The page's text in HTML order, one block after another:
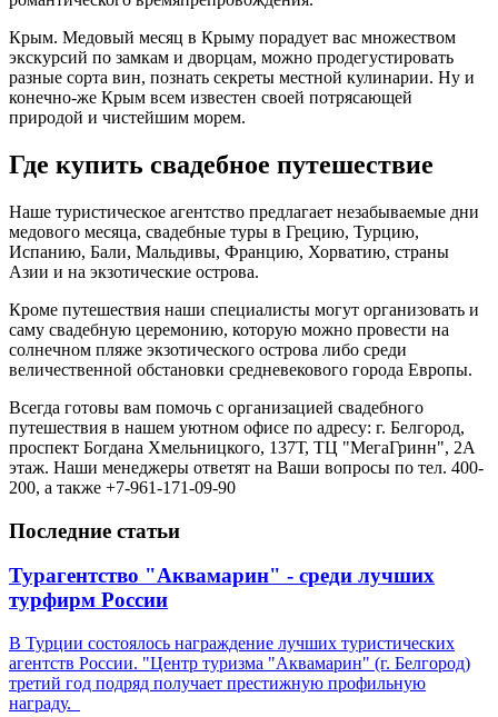
Крым. Медовый месяц в Крыму порадует вас множеством
экскурсий по замкам и дворцам, можно продегустировать
разные сорта вин, познать секреты местной кулинарии. Ну и
конечно-же Крым всем известен своей потрясающей
природой и чистейшим морем.
Где купить свадебное путешествие
Наше туристическое агентство предлагает незабываемые дни
медового месяца, свадебные туры в Грецию, Турцию,
Испанию, Бали, Мальдивы, Францию, Хорватию, страны
Азии и на экзотические острова.
Кроме путешествия наши специалисты могут организовать и
саму свадебную церемонию, которую можно провести на
солнечном пляже экзотического острова либо среди
величественной обстановки средневекового города Европы.
Всегда готовы вам помочь с организацией свадебного
путешествия в нашем уютном офисе по адресу: г. Белгород,
проспект Богдана Хмельницкого, 137Т, ТЦ "МегаГринн", 2А
этаж. Наши менеджеры ответят на Ваши вопросы по тел. 400-
200, а также +7-961-171-09-90
Последние статьи
Турагентство "Аквамарин" - среди лучших
турфирм России
В Турции состоялось награждение лучших туристических
агентств России. "Центр туризма "Аквамарин" (г. Белгород)
третий год подряд получает престижную профильную
награду.